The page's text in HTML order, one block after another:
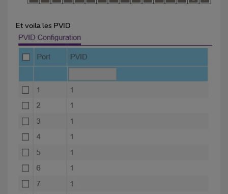
Et voila les PVID